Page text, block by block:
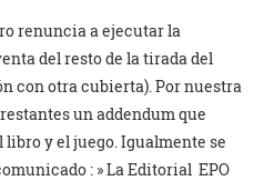
renuncia a ejecutar la
del resto de la tirada del
con otra cubierta). Por nuestra
un addendum que
y el juego. Igualmente se
: » La Editorial EPO